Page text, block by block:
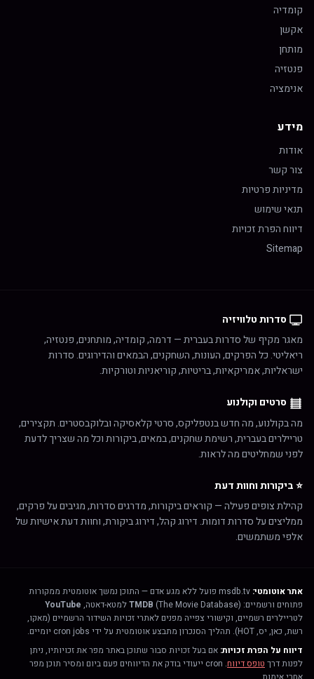
קומדיה
אקשן
מותחן
פנטזיה
אנימציה
מידע
אודות
צור קשר
מדיניות פרטיות
תנאי שימוש
דיווח הפרת זכויות
Sitemap
סדרות טלוויזיה
מאגר מקיף של סדרות בעברית — דרמה, קומדיה, מותחנים, פנטזיה,
ריאליטי. כל הפרקים, העונות, השחקנים, הבמאים והדירוגים. סדרות
ישראליות, אמריקאיות, בריטיות, קוריאניות וטורקיות.
סרטים וקולנוע
מה בקולנוע, מה חדש בנטפליקס, סרטי קלאסיקה ובלוקבסטרים. תקצירים,
טריילרים בעברית, רשימת שחקנים, במאים, ביקורות וכל מה שצריך לדעת
לפני שמחליטים מה לראות.
⭐ ביקורות וחוות דעת
קהילת צופים פעילה — קוראים ביקורות, מדרגים סדרות, מגיבים על פרקים,
ממליצים על סדרות דומות. דירוג קהל, דירוג ביקורת, וחוות דעת אישיות של
אלפי משתמשים.
אתר אוטומטי:
msdb.tv פועל ללא מגע אדם — התוכן נמשך אוטומטית ממקורות
פתוחים ורשמיים:
TMDB (The Movie Database) למטא-דאטה,
YouTube
לטריילרים רשמיים, וקישורי צפייה מפנים לאתרי זכויות השידור הרשמיים (מאקו,
רשת, כאן, יס, HOT). תהליך הסנכרון מתבצע אוטומטית על ידי cron jobs יומיים.
דיווח על הפרת זכויות: אם בעל זכויות סבור שתוכן באתר מפר את זכויותיו, ניתן
לפנות דרך טופס דיווח
. cron ייעודי בודק את הדיווחים פעם ביום ומסיר תוכן מפר